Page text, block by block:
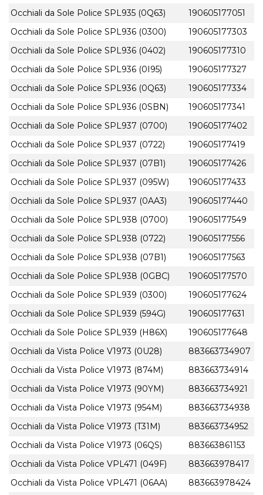
Occhiali da Sole Police SPL935 (0Q63)
190605177051
Occhiali da Sole Police SPL936 (0300)
190605177303
Occhiali da Sole Police SPL936 (0402)
190605177310
Occhiali da Sole Police SPL936 (0I95)
190605177327
Occhiali da Sole Police SPL936 (0Q63)
190605177334
Occhiali da Sole Police SPL936 (0SBN)
190605177341
Occhiali da Sole Police SPL937 (0700)
190605177402
Occhiali da Sole Police SPL937 (0722)
190605177419
Occhiali da Sole Police SPL937 (07B1)
190605177426
Occhiali da Sole Police SPL937 (095W)
190605177433
Occhiali da Sole Police SPL937 (0AA3)
190605177440
Occhiali da Sole Police SPL938 (0700)
190605177549
Occhiali da Sole Police SPL938 (0722)
190605177556
Occhiali da Sole Police SPL938 (07B1)
190605177563
Occhiali da Sole Police SPL938 (0GBC)
190605177570
Occhiali da Sole Police SPL939 (0300)
190605177624
Occhiali da Sole Police SPL939 (594G)
190605177631
Occhiali da Sole Police SPL939 (H86X)
190605177648
Occhiali da Vista Police V1973 (0U28)
883663734907
Occhiali da Vista Police V1973 (874M)
883663734914
Occhiali da Vista Police V1973 (90YM)
883663734921
Occhiali da Vista Police V1973 (954M)
883663734938
Occhiali da Vista Police V1973 (T31M)
883663734952
Occhiali da Vista Police V1973 (06QS)
883663861153
Occhiali da Vista Police VPL471 (049F)
883663978417
Occhiali da Vista Police VPL471 (06AA)
883663978424